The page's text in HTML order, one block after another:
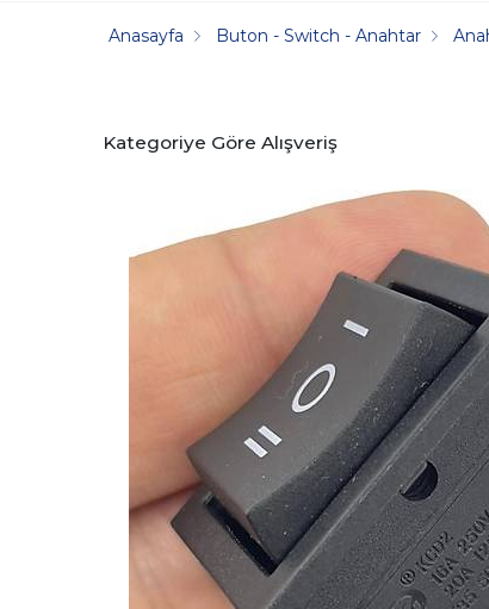
Anasayfa Buton - Switch - Anahtar
Kategoriye Göre Alışveriş